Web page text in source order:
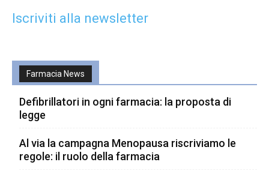
Iscriviti alla newsletter
Farmacia News
Defibrillatori in ogni farmacia: la proposta di
legge
Al via la campagna Menopausa riscriviamo le
regole: il ruolo della farmacia